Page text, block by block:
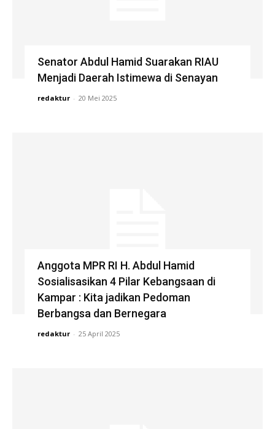
Senator Abdul Hamid Suarakan RIAU
Menjadi Daerah Istimewa di Senayan
redaktur - 20 Mei 2025
Anggota MPR RI H. Abdul Hamid
Sosialisasikan 4 Pilar Kebangsaan di
Kampar : Kita jadikan Pedoman
Berbangsa dan Bernegara
redaktur - 25 April 2025